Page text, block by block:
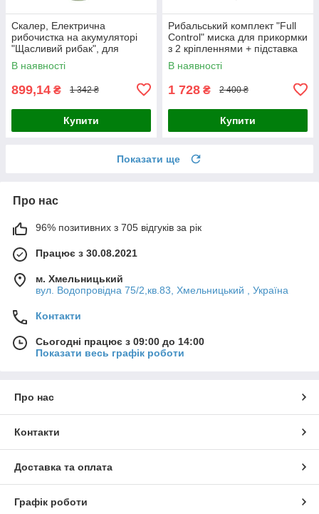
Скалер, Електрична
рибочистка на акумуляторі
"Щасливий рибак", для
чищення риби від луски,
бездротова Оливковий
В наявності
899,14 ₴ 1 342 ₴
Купити
Рибальський комплект "Full
Control" миска для прикормки
з 2 кріпленнями + підставка
під вудку 2.1 м
В наявності
1 728 ₴ 2 400 ₴
Купити
Показати ще
Про нас
96% позитивних з 705 відгуків за рік
Працює з 30.08.2021
м. Хмельницький
вул. Водопровідна 75/2,кв.83, Хмельницький , Україна
Контакти
Сьогодні працює з 09:00 до 14:00
Показати весь графік роботи
Про нас
Контакти
Доставка та оплата
Графік роботи